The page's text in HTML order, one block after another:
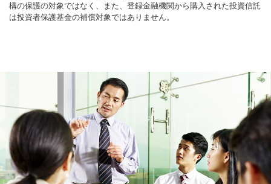
構の保護の対象ではなく、また、登録金融機関から購入された投資信託
は投資者保護基金の補償対象ではありません。